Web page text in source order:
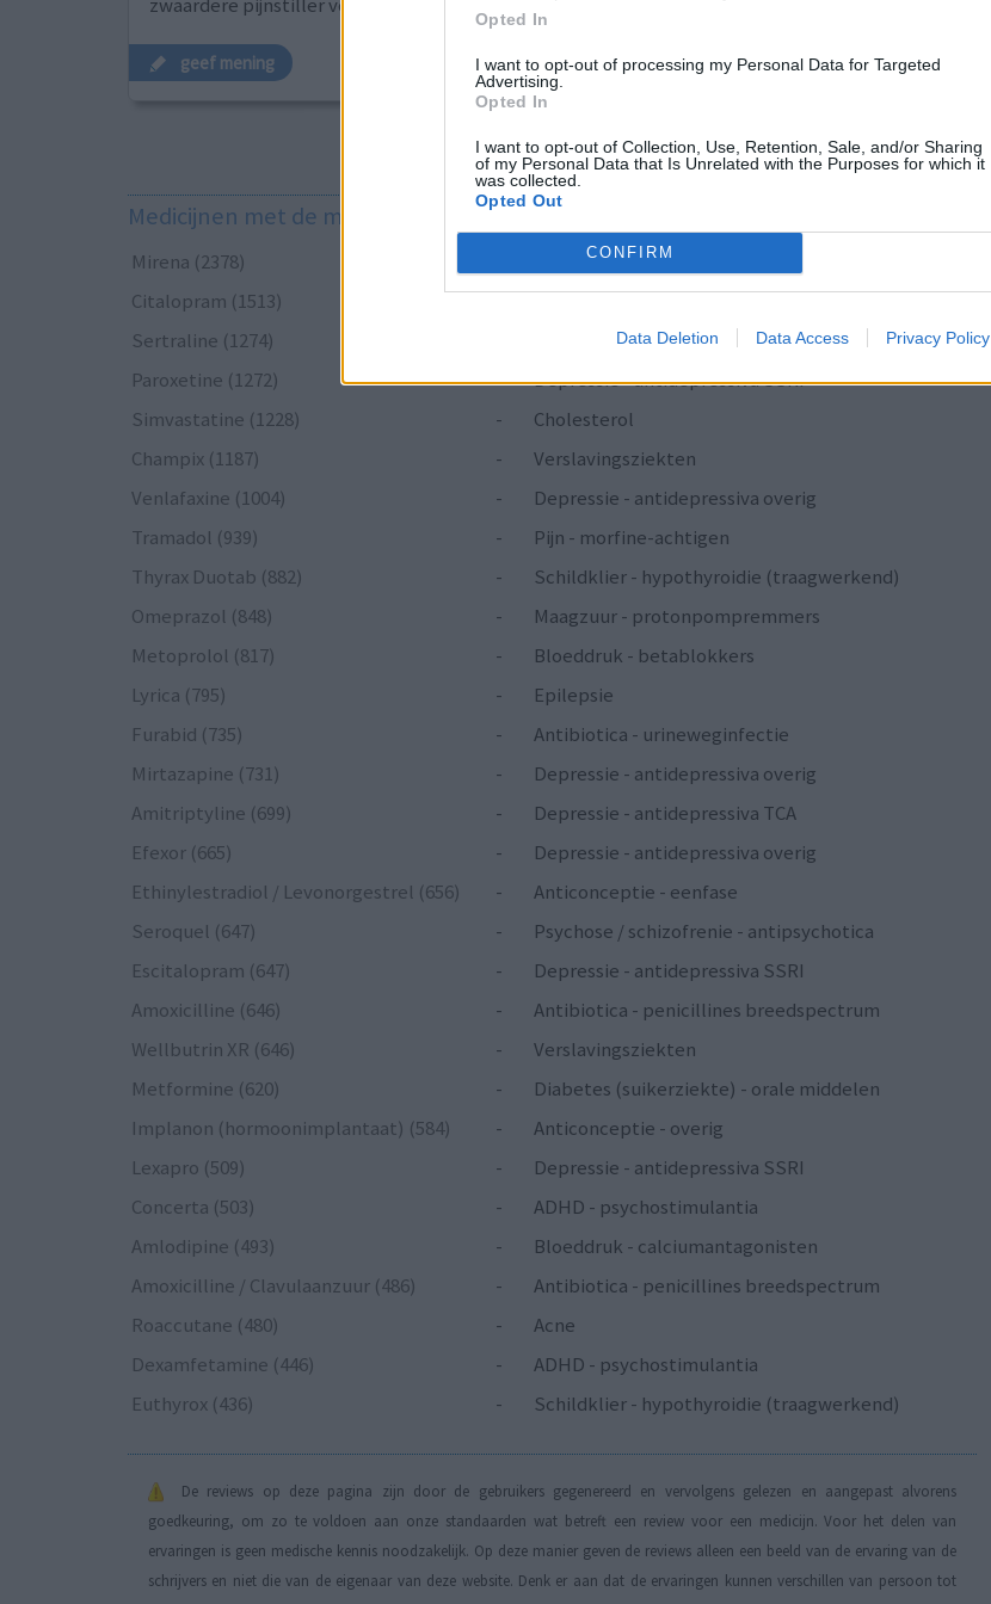
Opted In
I want to opt-out of processing my Personal Data for Targeted
Advertising.
Opted In
I want to opt-out of Collection, Use, Retention, Sale, and/or Sharing
of my Personal Data that Is Unrelated with the Purposes for which it
was collected.
Opted Out
CONFIRM
Data Deletion Data Access Privacy Policy
zwaardere pijnstiller voor
[lees meer...]
geef mening 0 reacties
1
Medicijnen met de meeste ervaringen
Mirena (2378)
Anticonceptie - overig
Citalopram (1513)
-
Depressie - antidepressiva SSRI
Sertraline (1274)
Depressie - antidepressiva SSRI
Paroxetine (1272)
-
Depressie - antidepressiva SSRI
Simvastatine (1228)
-
Cholesterol
Champix (1187)
-
Verslavingsziekten
Venlafaxine (1004)
-
Depressie - antidepressiva overig
Tramadol (939)
-
Pijn - morfine-achtigen
Thyrax Duotab (882)
-
Schildklier - hypothyroidie (traagwerkend)
Omeprazol (848)
-
Maagzuur - protonpompremmers
Metoprolol (817)
-
Bloeddruk - betablokkers
Lyrica (795)
-
Epilepsie
Furabid (735)
-
Antibiotica - urineweginfectie
Mirtazapine (731)
-
Depressie - antidepressiva overig
Amitriptyline (699)
-
Depressie - antidepressiva TCA
Efexor (665)
-
Depressie - antidepressiva overig
Ethinylestradiol / Levonorgestrel (656)
-
Anticonceptie - eenfase
Seroquel (647)
-
Psychose / schizofrenie - antipsychotica
Escitalopram (647)
-
Depressie - antidepressiva SSRI
Amoxicilline (646)
-
Antibiotica - penicillines breedspectrum
Wellbutrin XR (646)
-
Verslavingsziekten
Metformine (620)
-
Diabetes (suikerziekte) - orale middelen
Implanon (hormoonimplantaat) (584)
-
Anticonceptie - overig
Lexapro (509)
-
Depressie - antidepressiva SSRI
Concerta (503)
-
ADHD - psychostimulantia
Amlodipine (493)
-
Bloeddruk - calciumantagonisten
Amoxicilline / Clavulaanzuur (486)
-
Antibiotica - penicillines breedspectrum
Roaccutane (480)
-
Acne
Dexamfetamine (446)
-
ADHD - psychostimulantia
Euthyrox (436)
- Schildklier - hypothyroidie (traagwerkend)
De reviews op deze pagina zijn door de gebruikers gegenereerd en vervolgens gelezen en aangepast alvorens
goedkeuring, om zo te voldoen aan onze standaarden wat betreft een review voor een medicijn. Voor het delen van
ervaringen is geen medische kennis noodzakelijk. Op deze manier geven de reviews alleen een beeld van de ervaring van de
schrijvers en niet die van de eigenaar van deze website. Denk er aan dat de ervaringen kunnen verschillen van persoon tot